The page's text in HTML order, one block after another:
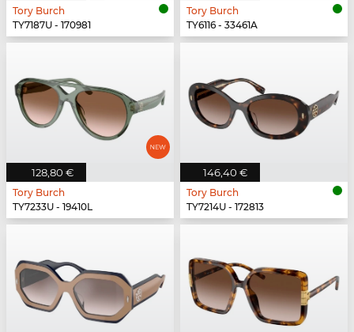
Tory Burch
TY7187U - 170981
Tory Burch
TY6116 - 33461A
128,80 €
Tory Burch
TY7233U - 19410L
146,40 €
Tory Burch
TY7214U - 172813